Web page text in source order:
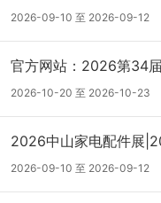
2026-09-10 至 2026-09-12
官方网站：2026第34
览会
2026-10-20 至 2026-10-23
2026中山家电配件展
2026-09-10 至 2026-09-12